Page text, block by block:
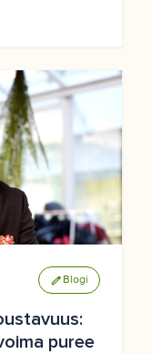
edit Blogi
puree